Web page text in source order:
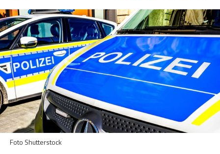
Foto Shutterstock